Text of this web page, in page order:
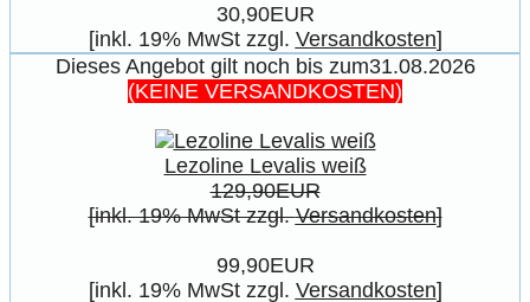
30,90EUR
[inkl. 19% MwSt zzgl. Versandkosten]
Dieses Angebot gilt noch bis zum31.08.2026
(KEINE VERSANDKOSTEN)
Lezoline Levalis weiß
129,90EUR
[inkl. 19% MwSt zzgl.Versandkosten]
99,90EUR
[inkl. 19% MwSt zzgl. Versandkosten]